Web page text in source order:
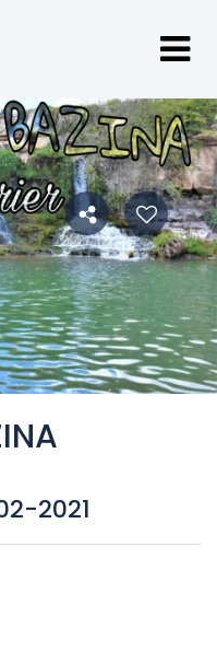
2021